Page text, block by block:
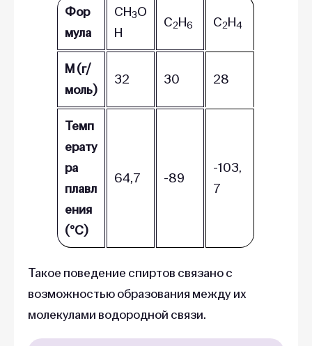
Фор
мула
CH3O
H
C2H6 C2H4
M (г/
моль)
32 30 28
Темп
ерату
ра
плавл
ения
(°C)
64,7 -89
-103,
7
Такое поведение спиртов связано с
возможностью образования между их
молекулами водородной связи.